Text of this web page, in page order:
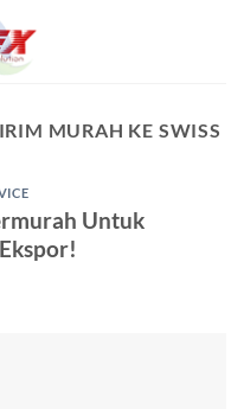
MURAH KE SWISS
Untuk